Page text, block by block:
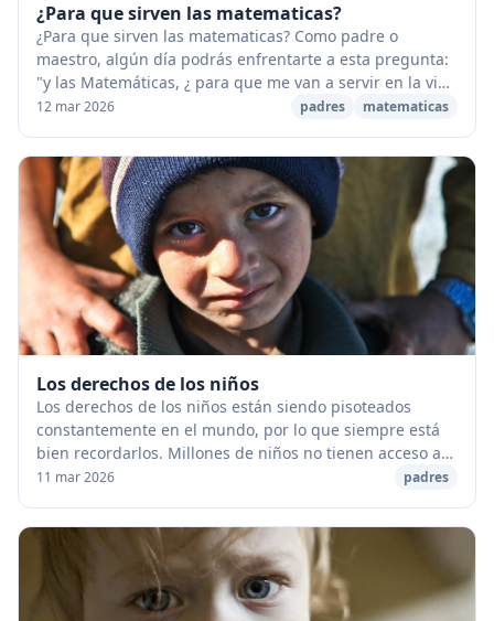
¿Para que sirven las matematicas?
¿Para que sirven las matematicas? Como padre o
maestro, algún día podrás enfrentarte a esta pregunta:
"y las Matemáticas, ¿ para que me van a servir en la vida
real ? " Una pregunta a menudo seguida p...
12 mar 2026 padres matematicas
Los derechos de los niños
Los derechos de los niños están siendo pisoteados
constantemente en el mundo, por lo que siempre está
bien recordarlos. Millones de niños no tienen acceso a
la educación, trabajan largas horas en cond...
11 mar 2026 padres